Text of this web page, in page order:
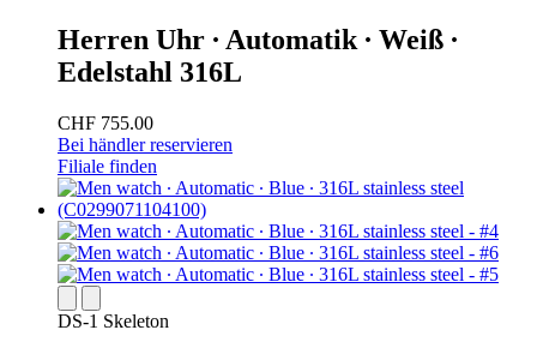
Herren Uhr ∙ Automatik ∙ Weiß ∙
Edelstahl 316L
CHF 755.00
Bei händler reservieren
Filiale finden
DS-1 Skeleton